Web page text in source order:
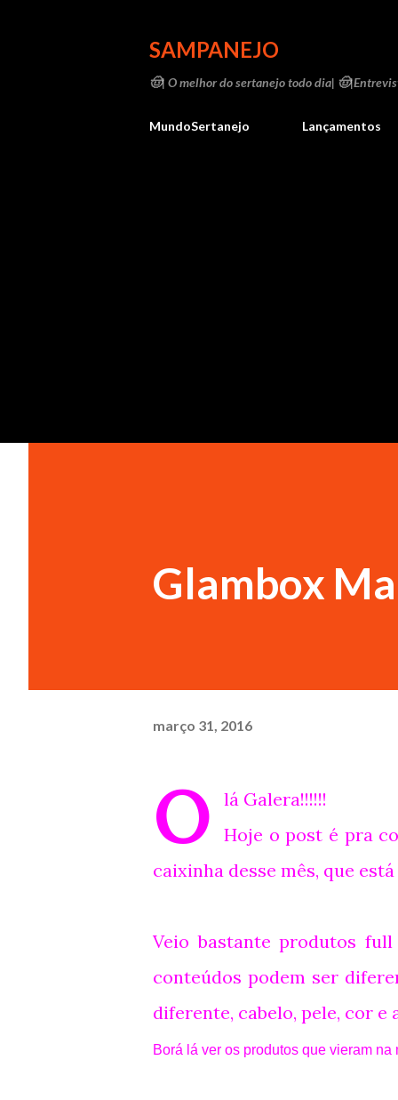
SAMPANEJO
🤠| O melhor do sertanejo todo dia|
MundoSertanejo Lançamentos
Glambox
março 31, 2016
O
lá Galera!!!!!!
Hoje o post é pra
caixinha desse mês, que
Veio bastante produtos
conteúdos podem ser
diferente, cabelo, pele, cor e
Borá lá ver os produtos que vieram na